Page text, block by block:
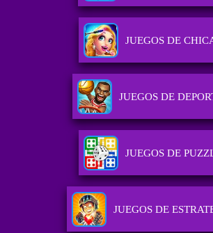
JUEGOS DE
JUEGOS DE
JUEGOS DE
JUEGOS DE